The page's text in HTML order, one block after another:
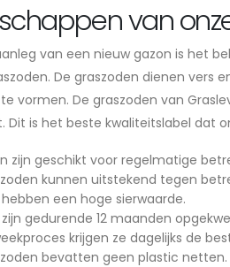
van
van een nieuw gazon is het
De graszoden dienen vers
vormen. De graszoden van
Dit is het beste kwaliteitslabel dat
zijn geschikt voor regelmatige
kunnen uitstekend tegen
een hoge sierwaarde.
gedurende 12 maanden
krijgen ze dagelijks de
bevatten geen plastic netten.